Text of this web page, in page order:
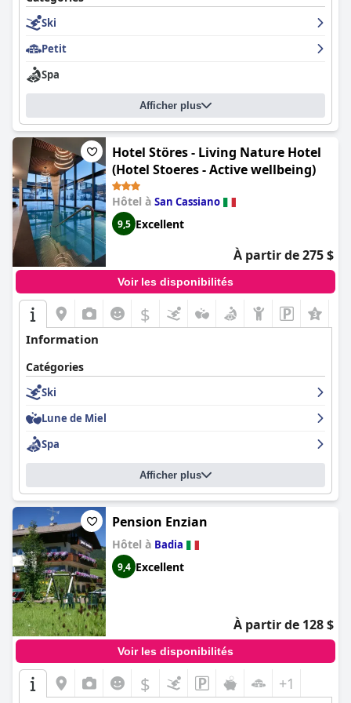
Ski
Petit
Spa
Afficher plus
Hotel Störes - Living Nature Hotel
(Hotel Stoeres - Active wellbeing)
Hôtel à San Cassiano
9,5 Excellent
À partir de 275 $
Voir les disponibilités
$
Information
Catégories
Ski
Lune de Miel
Spa
Afficher plus
Pension Enzian
Hôtel à Badia
9,4 Excellent
À partir de 128 $
Voir les disponibilités
$ +1